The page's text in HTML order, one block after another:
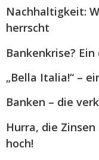
Nachhaltigkeit:
herrscht
Bankenkrise?
„Bella Italia!“ –
Banken – die
Hurra, die
hoch!